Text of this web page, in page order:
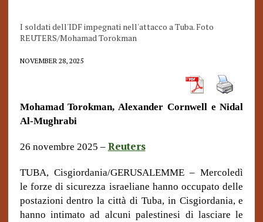
I soldati dell'IDF impegnati nell'attacco a Tuba. Foto
REUTERS/Mohamad Torokman
NOVEMBER 28, 2025
Mohamad Torokman, Alexander Cornwell e Nidal
Al-Mughrabi
26 novembre 2025 – Reuters
TUBA, Cisgiordania/GERUSALEMME – Mercoledì
le forze di sicurezza israeliane hanno occupato delle
postazioni dentro la città di Tuba, in Cisgiordania, e
hanno intimato ad alcuni palestinesi di lasciare le